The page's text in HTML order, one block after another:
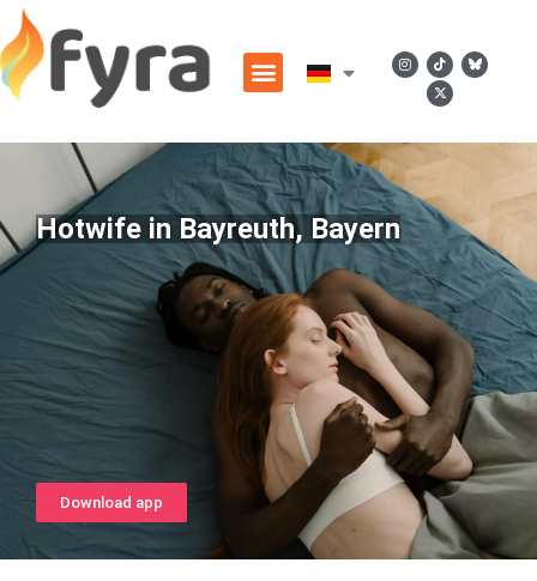
Hotwife in Bayreuth, Bayern
Download app